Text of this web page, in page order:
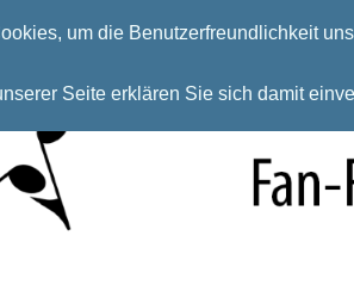
um die Benutzerfreundlichkeit
Seite erklären Sie sich damit